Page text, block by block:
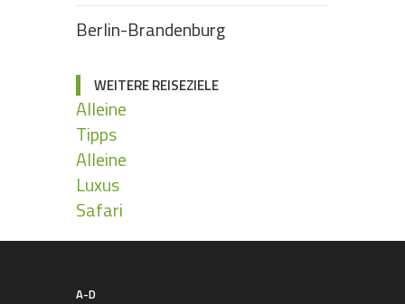
Berlin-Brandenburg
WEITERE REISEZIELE
Alleine
Tipps
Alleine
Luxus
Safari
A-D